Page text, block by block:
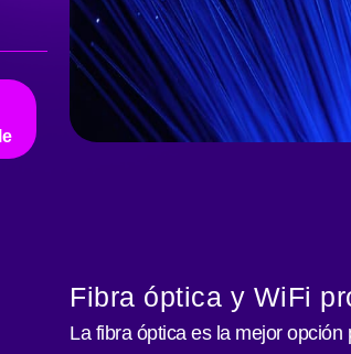
Fibra óptica y WiFi
La fibra óptica es la mejor